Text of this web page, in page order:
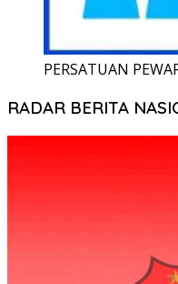
PERSATUAN
RADAR BERITA